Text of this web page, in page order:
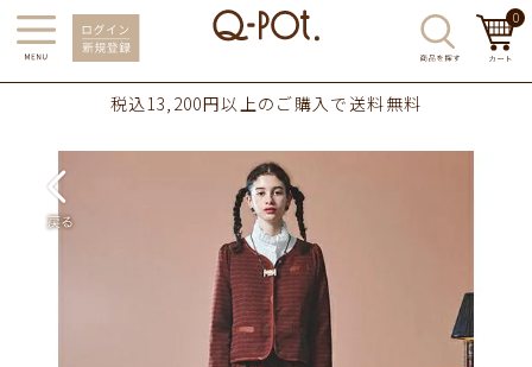
0
税込13,200円以上のご購入で送料無料